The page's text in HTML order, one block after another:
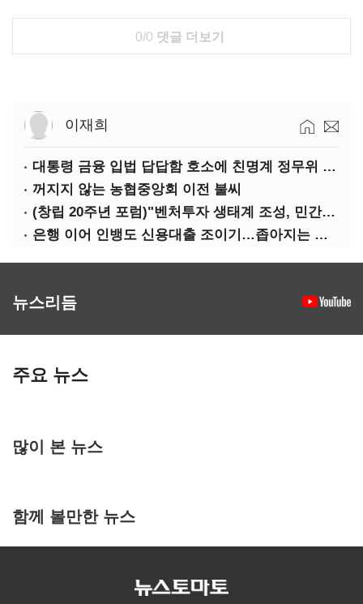
0/0 댓글 더보기
이재희
대통령 금융 입법 답답함 호소에 친명계 정무위 무더기 지원
꺼지지 않는 농협중앙회 이전 불씨
(창립 20주년 포럼)"벤처투자 생태계 조성, 민간자본이 주도해야"
은행 이어 인뱅도 신용대출 조이기…좁아지는 급전 창구
뉴스리듬
주요 뉴스
많이 본 뉴스
함께 볼만한 뉴스